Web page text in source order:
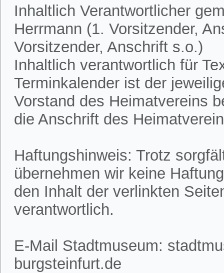
Inhaltlich Verantwortlicher
Herrmann (1. Vorsitzender,
Vorsitzender, Anschrift s.o.)
Inhaltlich verantwortlich für
Terminkalender ist der
Vorstand des Heimatvereins
die Anschrift des
Haftungshinweis: Trotz
übernehmen wir keine
den Inhalt der verlinkten
verantwortlich.
E-Mail Stadtmuseum:
burgsteinfurt.de